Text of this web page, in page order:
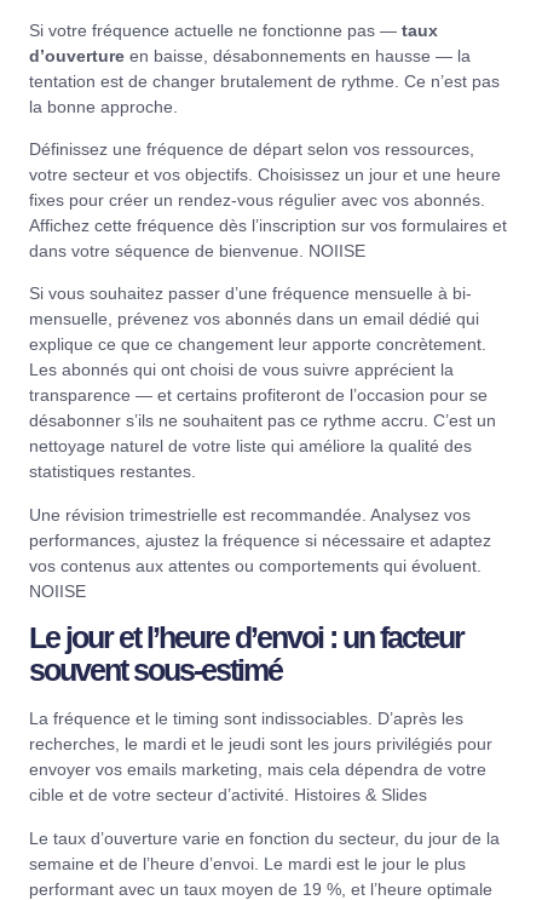
Si votre fréquence actuelle ne fonctionne pas — taux
d’ouverture en baisse, désabonnements en hausse — la
tentation est de changer brutalement de rythme. Ce n’est pas
la bonne approche.
Définissez une fréquence de départ selon vos ressources,
votre secteur et vos objectifs. Choisissez un jour et une heure
fixes pour créer un rendez-vous régulier avec vos abonnés.
Affichez cette fréquence dès l’inscription sur vos formulaires et
dans votre séquence de bienvenue. NOIISE
Si vous souhaitez passer d’une fréquence mensuelle à bi-
mensuelle, prévenez vos abonnés dans un email dédié qui
explique ce que ce changement leur apporte concrètement.
Les abonnés qui ont choisi de vous suivre apprécient la
transparence — et certains profiteront de l’occasion pour se
désabonner s’ils ne souhaitent pas ce rythme accru. C’est un
nettoyage naturel de votre liste qui améliore la qualité des
statistiques restantes.
Une révision trimestrielle est recommandée. Analysez vos
performances, ajustez la fréquence si nécessaire et adaptez
vos contenus aux attentes ou comportements qui évoluent.
NOIISE
Le jour et l’heure d’envoi : un facteur
souvent sous-estimé
La fréquence et le timing sont indissociables. D’après les
recherches, le mardi et le jeudi sont les jours privilégiés pour
envoyer vos emails marketing, mais cela dépendra de votre
cible et de votre secteur d’activité. Histoires & Slides
Le taux d’ouverture varie en fonction du secteur, du jour de la
semaine et de l’heure d’envoi. Le mardi est le jour le plus
performant avec un taux moyen de 19 %, et l’heure optimale